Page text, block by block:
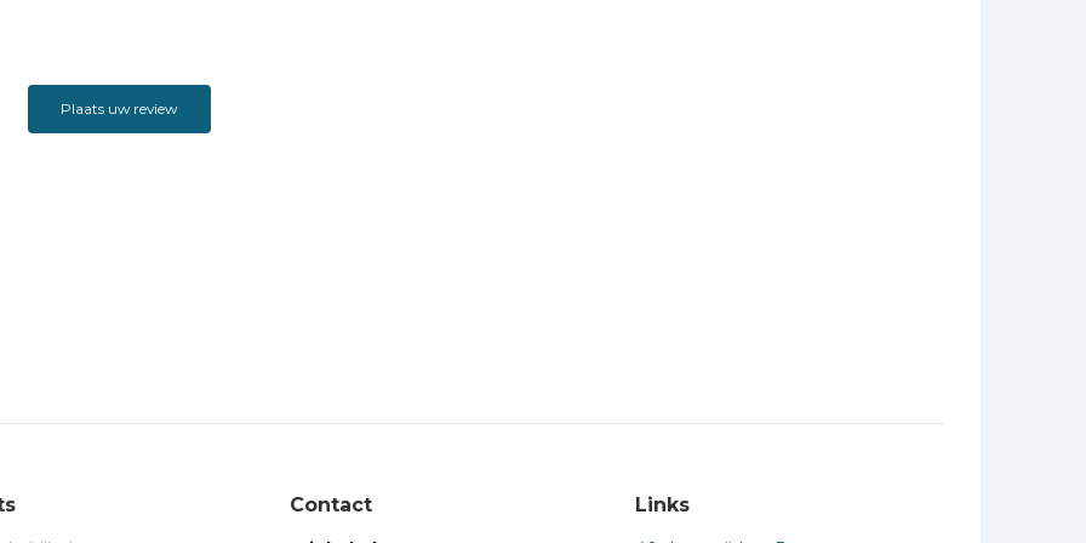
Plaats uw review
Contact Links